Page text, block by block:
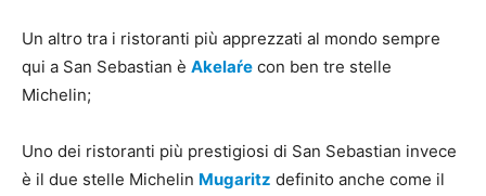
Un altro tra i ristoranti più apprezzati al mondo sempre
qui a San Sebastian è Akelaŕe con ben tre stelle
Michelin;
Uno dei ristoranti più prestigiosi di San Sebastian invece
è il due stelle Michelin Mugaritz definito anche come il